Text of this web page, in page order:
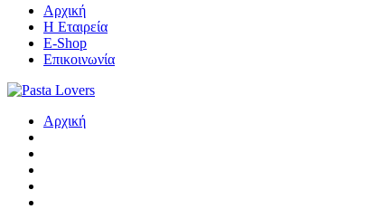
Αρχική
Η Εταιρεία
E-Shop
Επικοινωνία
Αρχική